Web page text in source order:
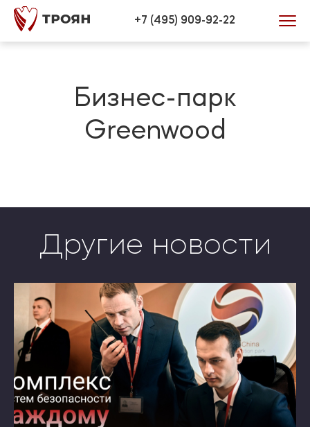
Verification: 446efd34bb0772be
+7 (495) 909-92-22
Бизнес-парк
Greenwood
Другие новости